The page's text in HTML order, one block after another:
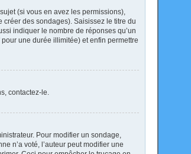
(si vous en avez les permissions),
créer des sondages). Saisissez le titre du
indiquer le nombre de réponses qu’un
une durée illimitée) et enfin permettre
contactez-le.
Pour modifier un sondage,
n’a voté, l’auteur peut modifier une